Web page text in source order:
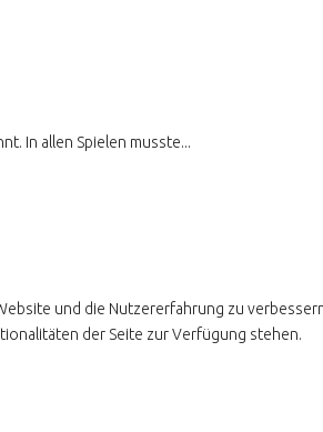
In allen Spielen musste...
und die Nutzererfahrung zu
der Seite zur Verfügung stehen.